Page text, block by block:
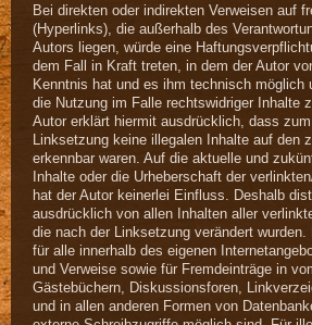
Bei direkten oder indirekten Verweisen auf
(Hyperlinks), die außerhalb des
Autors liegen, würde eine
dem Fall in Kraft treten, in dem der Autor
Kenntnis hat und es ihm technisch möglich
die Nutzung im Falle rechtswidriger Inhalte
Autor erklärt hiermit ausdrücklich, dass
Linksetzung keine illegalen Inhalte auf den
erkennbar waren. Auf die aktuelle und
Inhalte oder die Urheberschaft der
hat der Autor keinerlei Einfluss. Deshalb
ausdrücklich von allen Inhalten aller
die nach der Linksetzung verändert
für alle innerhalb des eigenen
und Verweise sowie für Fremdeinträge in
Gästebüchern, Diskussionsforen,
und in allen anderen Formen von